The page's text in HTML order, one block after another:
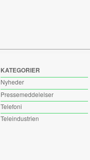
KATEGORIER
Nyheder
Pressemeddelelser
Telefoni
Teleindustrien